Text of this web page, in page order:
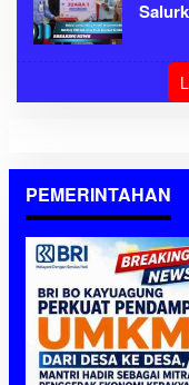
PEMERINTAHAN